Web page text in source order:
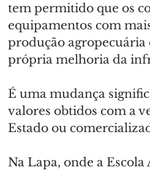
tem permitido que os
equipamentos com
produção agropecuária
própria melhoria da
É uma mudança
valores obtidos com a
Estado ou
Na Lapa, onde a